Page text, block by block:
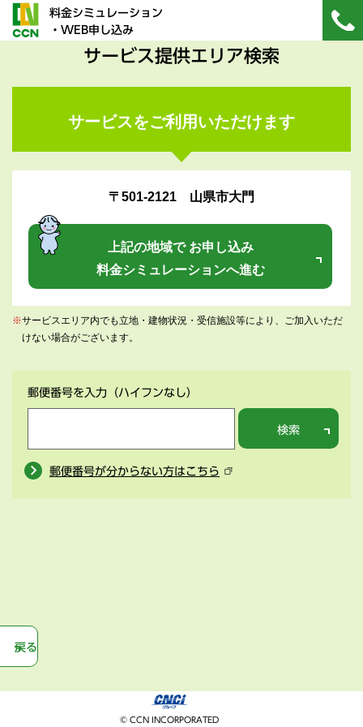
料金シミュレーション
・WEB申し込み
サービス提供エリア検索
サービスをご利用いただけます
〒501-2121 山県市大門
上記の地域で お申し込み
料金シミュレーションへ進む
※サービスエリア内でも立地・建物状況・受信施設等により、ご加入いただ
けない場合がございます。
郵便番号を入力 （ハイフンなし）
検索
郵便番号が分からない方はこちら
戻る
© CCN INCORPORATED